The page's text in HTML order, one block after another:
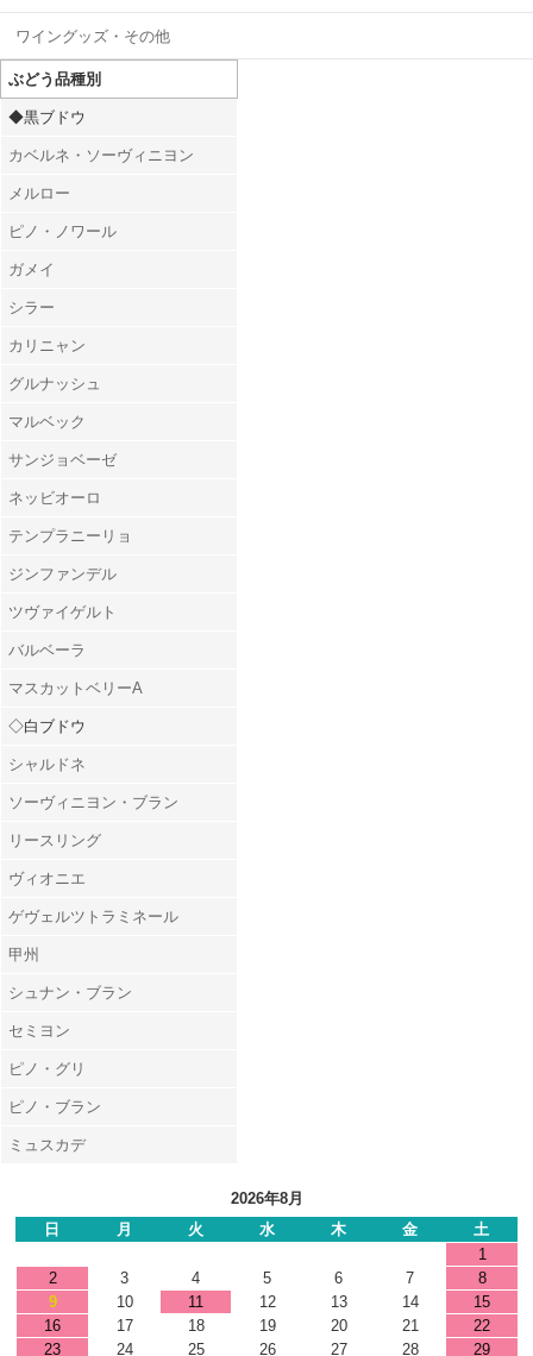
ワイングッズ・その他
ぶどう品種別
◆黒ブドウ
カベルネ・ソーヴィニヨン
メルロー
ピノ・ノワール
ガメイ
シラー
カリニャン
グルナッシュ
マルベック
サンジョベーゼ
ネッビオーロ
テンプラニーリョ
ジンファンデル
ツヴァイゲルト
バルベーラ
マスカットベリーA
◇白ブドウ
シャルドネ
ソーヴィニヨン・ブラン
リースリング
ヴィオニエ
ゲヴェルツトラミネール
甲州
シュナン・ブラン
セミヨン
ピノ・グリ
ピノ・ブラン
ミュスカデ
2026年8月
日
月 火 水 木 金
土
1
2
3 4 5 6 7
8
9
10 11 12 13 14
15
16
17 18 19 20 21
22
23
24 25 26 27 28
29